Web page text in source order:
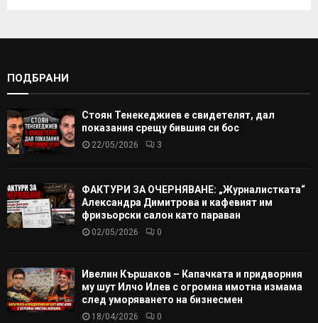
ПОДБРАНИ
Стоян Тенекеджиев е свидетелят, дал
показания срещу бившия си бос
22/05/2026 3
ФАКТУРИ ЗА ОЧЕРНЯВАНЕ: „Журналистката“
Александра Димитрова и кафевият им
фризьорски салон като параван
02/05/2026 0
Ивелин Кършаков – Капачката и придворния
му шут Илчо Илев с огромна имотна измама
след уморяването на бизнесмен
18/04/2026 0